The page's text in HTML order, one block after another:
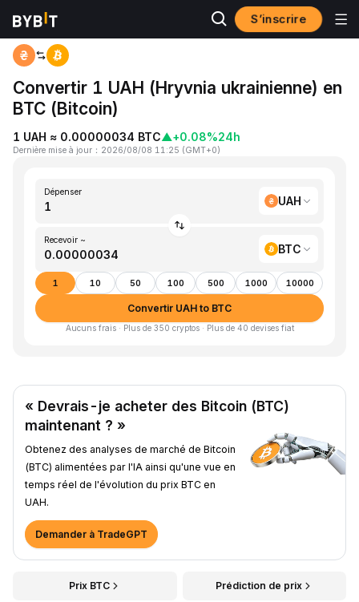
S’inscrire
Accueil
Convertir 1 UAH (Hryvnia ukrainienne) en
BTC (Bitcoin)
1 UAH ≈ 0.00000034 BTC▲+0.08%24h
Dernière mise à jour ： 2026/08/08 11:25 (GMT+0)
Dépenser
UAH
Recevoir ~
BTC
1 10 50 100 500 1000 10000
Convertir UAH to BTC
Aucuns frais · Plus de 350 cryptos · Plus de 40 devises fiat
« Devrais-je acheter des Bitcoin (BTC)
maintenant ? »
Obtenez des analyses de marché de Bitcoin
(BTC) alimentées par l'IA ainsi qu'une vue en
temps réel de l'évolution du prix BTC en
UAH.
Demander à TradeGPT
Prix BTC Prédiction de prix